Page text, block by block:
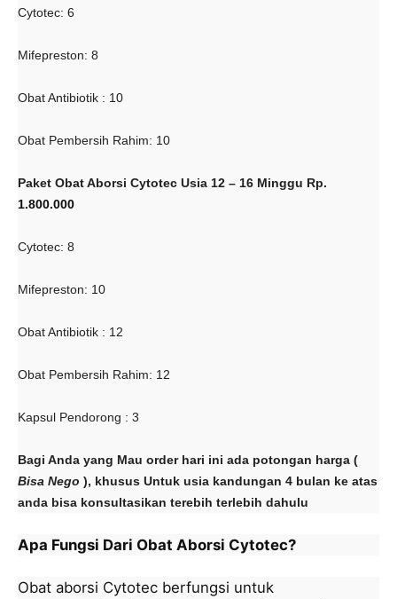
Cytotec: 6
Mifepreston: 8
Obat Antibiotik : 10
Obat Pembersih Rahim: 10
Paket Obat Aborsi Cytotec Usia 12 – 16 Minggu Rp.
1.800.000
Cytotec: 8
Mifepreston: 10
Obat Antibiotik : 12
Obat Pembersih Rahim: 12
Kapsul Pendorong : 3
Bagi Anda yang Mau order hari ini ada potongan harga (
Bisa Nego ), khusus Untuk usia kandungan 4 bulan ke atas
anda bisa konsultasikan terebih terlebih dahulu
Apa Fungsi Dari Obat Aborsi Cytotec?
Obat aborsi Cytotec berfungsi untuk